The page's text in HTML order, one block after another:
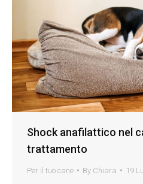
Shock anafilattico nel
trattamento
Per il tuo cane By Chiara 19